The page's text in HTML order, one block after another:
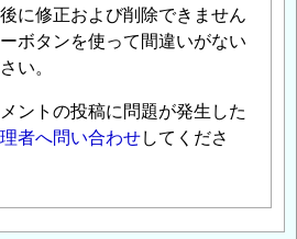
に修正および削除できません
ボタンを使って間違いがない
い。
ントの投稿に問題が発生した
者へ問い合わせしてくださ